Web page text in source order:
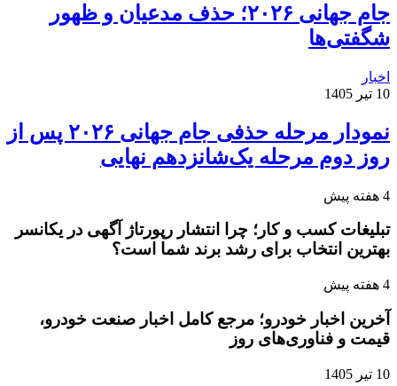
جام جهانی ۲۰۲۶؛ حذف مدعیان و ظهور
شگفتی‌ها
اخبار
10 تیر 1405
نمودار مرحله حذفی جام جهانی ۲۰۲۶ پس از
روز دوم مرحله یک‌شانزدهم نهایی
4 هفته پیش
تبلیغات کسب و کار؛ چرا انتشار رپورتاژ آگهی در یکانسر
بهترین انتخاب برای رشد برند شما است؟
4 هفته پیش
آخرین اخبار خودرو؛ مرجع کامل اخبار صنعت خودرو،
قیمت و فناوری‌های روز
10 تیر 1405